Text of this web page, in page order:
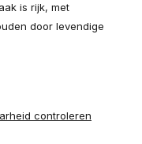
is rijk, met
door levendige
controleren